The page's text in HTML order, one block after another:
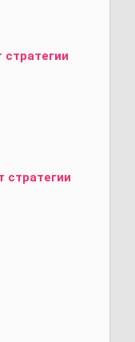
стратегии
стратегии